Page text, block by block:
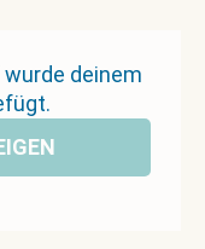
wurde deinem